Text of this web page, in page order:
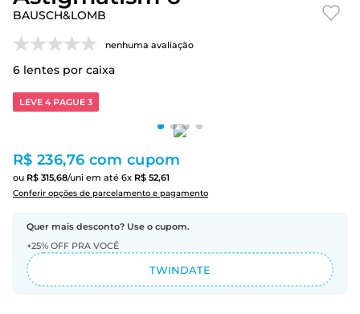
BAUSCH&LOMB
nenhuma avaliação
6 lentes por caixa
LEVE 4 PAGUE 3
R$ 236,76 com cupom
ou R$ 315,68/uni em até 6x R$ 52,61
Conferir opções de parcelamento e pagamento
Quer mais desconto? Use o cupom.
+25% OFF PRA VOCÊ
TWINDATE